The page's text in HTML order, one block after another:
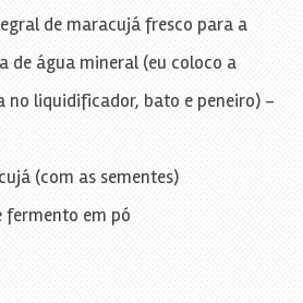
de maracujá fresco para a
de água mineral (eu coloco a
no liquidificador, bato e peneiro) –
(com as sementes)
fermento em pó